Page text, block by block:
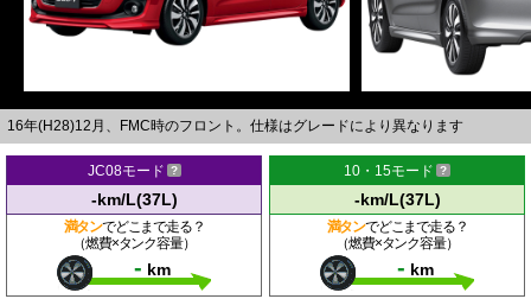
16年(H28)12月、FMC時のフロント。仕様はグレードにより異なります
JC08モード
-km/L(37L)
満タンでどこまで走る？
（燃費×タンク容量）
- km
10・15モード
-km/L(37L)
満タンでどこまで走る？
（燃費×タンク容量）
- km